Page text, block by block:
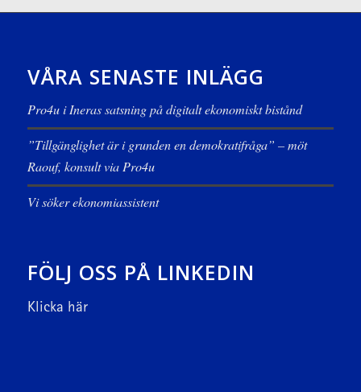
VÅRA SENASTE INLÄGG
Pro4u i Ineras satsning på digitalt ekonomiskt bistånd
”Tillgänglighet är i grunden en demokratifråga” – möt
Raouf, konsult via Pro4u
Vi söker ekonomiassistent
FÖLJ OSS PÅ LINKEDIN
Klicka här